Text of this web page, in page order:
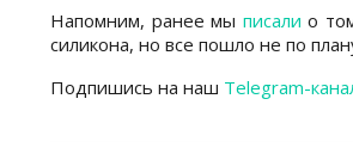
Напомним, ранее мы писали о
силикона, но все пошло не по
Подпишись на наш Telegram-